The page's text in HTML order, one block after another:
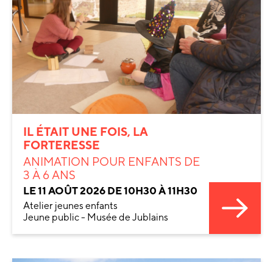
IL ÉTAIT UNE FOIS, LA
FORTERESSE
ANIMATION POUR ENFANTS DE
3 À 6 ANS
LE 11 AOÛT 2026 DE 10H30 À 11H30
Atelier jeunes enfants
Jeune public - Musée de Jublains